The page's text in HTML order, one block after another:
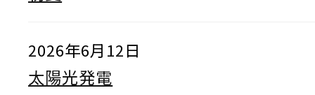
2026年6月12日
太陽光発電